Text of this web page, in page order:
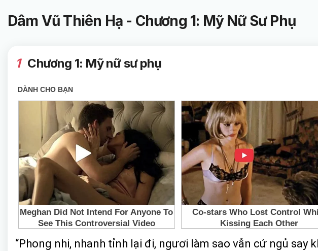
Dâm Vũ Thiên Hạ - Chương 1: Mỹ Nữ Sư Phụ
1 Chương 1: Mỹ nữ sư phụ
“Phong nhi, nhanh tỉnh lại đi, ngươi làm sao vẫn cứ ngủ say